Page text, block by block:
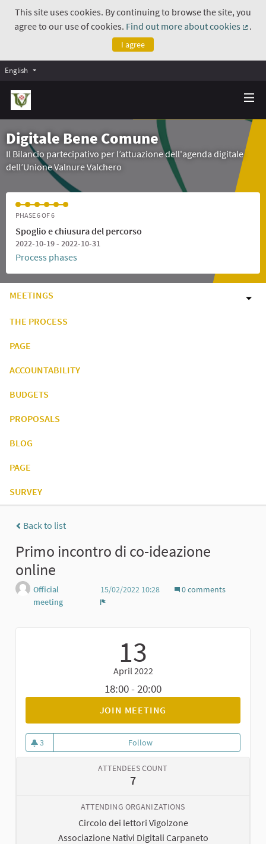
This site uses cookies. By continuing to browse the site, you
agree to our use of cookies. Find out more about cookies
.
I agree
English
Digitale Bene Comune
Il Bilancio partecipativo per l’attuazione dell'agenda digitale
dell’Unione Valnure Valchero
PHASE 6 OF 6
Spoglio e chiusura del percorso
2022-10-19 - 2022-10-31
Process phases
MEETINGS
THE PROCESS
PAGE
ACCOUNTABILITY
BUDGETS
PROPOSALS
BLOG
PAGE
SURVEY
Back to list
Primo incontro di co-ideazione
online
Official
meeting
15/02/2022 10:28
0 comments
13
April 2022
18:00 - 20:00
JOIN MEETING
3
3 followers
FollowPrimo incontro di co-ideazione
ATTENDEES COUNT
7
ATTENDING ORGANIZATIONS
Circolo dei lettori Vigolzone
Associazione Nativi Digitali Carpaneto